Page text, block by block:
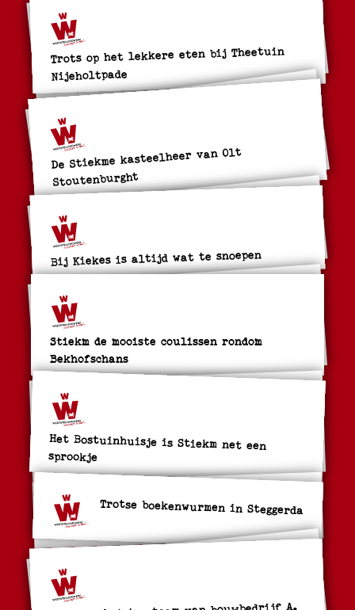
Trots op het lekkere eten bij Theetuin
Nijeholtpade
De Stiekme kasteelheer van Olt
Stoutenburght
Bij Kiekes is altijd wat te snoepen
Stiekm de mooiste coulissen rondom
Bekhofschans
Het Bostuinhuisje is Stiekm net een
sprookje
Trotse boekenwurmen in Steggerda